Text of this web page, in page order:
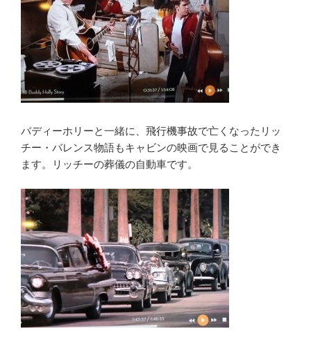
バディーホリーと一緒に、飛行機事故で亡くなったリッ
チー・バレンス物語もキャビンの映画で見ることができ
ます。リッチーの葬儀の自動車です。